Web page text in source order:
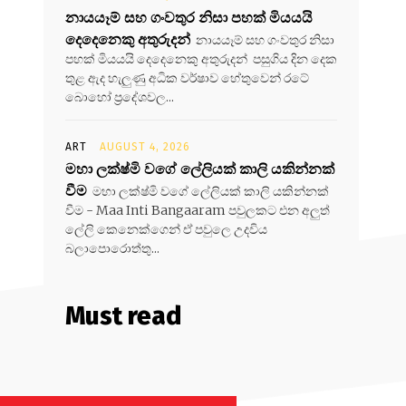
නායයෑම් සහ ගංවතුර නිසා පහක් මියයයි
දෙදෙනෙකු අතුරුදන් නායයෑම් සහ ගංවතුර නිසා
පහක් මියයයි දෙදෙනෙකු අතුරුදන් පසුගිය දින දෙක
තුළ ඇද හැලුණු අධික වර්ෂාව හේතුවෙන් රටේ
බොහෝ ප්‍රදේශවල...
ART AUGUST 4, 2026
මහා ලක්ෂ්මි වගේ ලේලියක් කාලි යකින්නක්
වීම මහා ලක්ෂ්මි වගේ ලේලියක් කාලි යකින්නක්
වීම - Maa Inti Bangaaram පවුලකට එන අලුත්
ලේලි කෙනෙක්ගෙන් ඒ පවුලෙ උදවිය
බලාපොරොත්තු...
Must read